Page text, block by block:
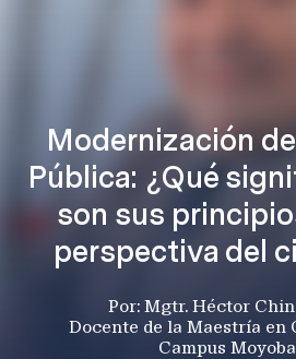
Modernización
Pública: ¿Qué
son sus
perspectiva del
Por: Mgtr. Héctor
Docente de la Maestría en
Campus